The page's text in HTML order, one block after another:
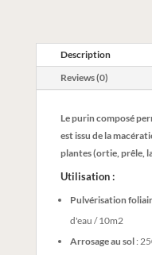
Description
Reviews (0)
Le purin composé
est issu de la
plantes (ortie, prêle,
Utilisation :
Pulvérisation
d'eau / 10m2
Arrosage au sol: